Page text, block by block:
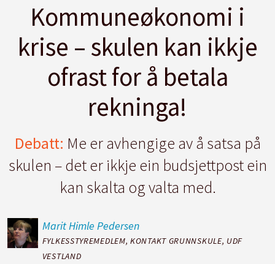
Kommuneøkonomi i
krise – skulen kan ikkje
ofrast for å betala
rekninga!
Debatt: Me er avhengige av å satsa på
skulen – det er ikkje ein budsjettpost ein
kan skalta og valta med.
MaritHimle Pedersen
FYLKESSTYREMEDLEM, KONTAKT GRUNNSKULE, UDF
VESTLAND